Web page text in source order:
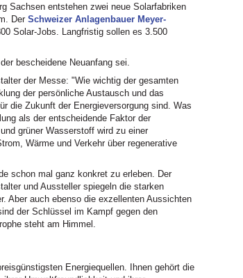
Sachsen entstehen zwei neue Solarfabriken
Der Schweizer Anlagenbauer Meyer-
Solar-Jobs. Langfristig sollen es 3.500
bescheidene Neuanfang sei.
der Messe: "Wie wichtig der gesamten
der persönliche Austausch und das
die Zukunft der Energieversorgung sind. Was
als der entscheidende Faktor der
grüner Wasserstoff wird zu einer
Wärme und Verkehr über regenerative
schon mal ganz konkret zu erleben. Der
und Aussteller spiegeln die starken
Aber auch ebenso die exzellenten Aussichten
der Schlüssel im Kampf gegen den
steht am Himmel.
Energiequellen. Ihnen gehört die